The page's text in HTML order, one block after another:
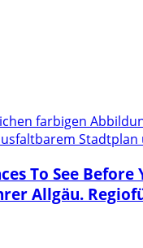
farbigen
Stadtplan
To See Before
Allgäu.